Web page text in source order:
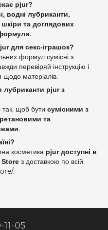
pjur?
водні лубриканти,
шкіри та доглядових
.
для секс‑іграшок?
формул сумісні з
перевіряй інструкцію і
щодо матеріалів.
лубриканти pjur з
щоб бути сумісними з
та
.
косметика pjur доступні в
Store з доставкою по всій
.
11-05